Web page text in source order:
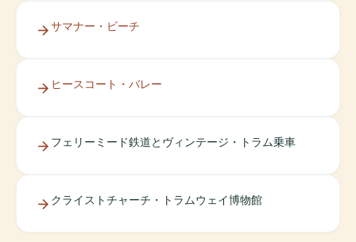
サマナー・ビーチ
ヒースコート・バレー
フェリーミード鉄道とヴィンテージ・トラム乗車
クライストチャーチ・トラムウェイ博物館